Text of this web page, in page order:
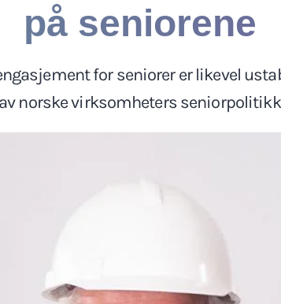
på seniorene
for seniorer er likevel
norske virksomheters